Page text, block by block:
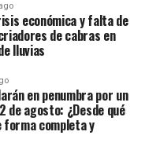
económica y falta de
de cabras en
lluvias
en penumbra por un
de agosto: ¿Desde qué
forma completa y